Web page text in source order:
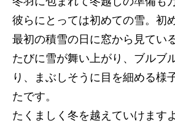
彼らにとっては初めての雪。初
最初の積雪の日に窓から見てい
たびに雪が舞い上がり、ブルブ
り、まぶしそうに目を細める様
たです。
たくましく冬を越えていけます